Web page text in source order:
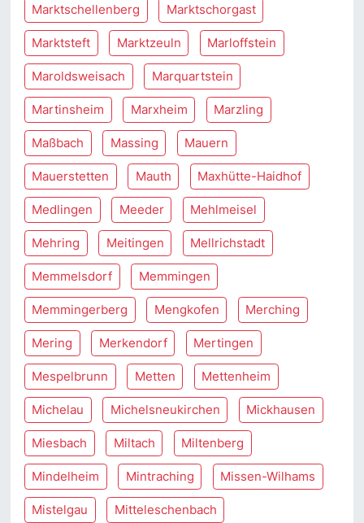
Marktschellenberg Marktschorgast
Marktsteft Marktzeuln Marloffstein
Maroldsweisach Marquartstein
Martinsheim Marxheim Marzling
Maßbach Massing Mauern
Mauerstetten Mauth Maxhütte-Haidhof
Medlingen Meeder Mehlmeisel
Mehring Meitingen Mellrichstadt
Memmelsdorf Memmingen
Memmingerberg Mengkofen Merching
Mering Merkendorf Mertingen
Mespelbrunn Metten Mettenheim
Michelau Michelsneukirchen Mickhausen
Miesbach Miltach Miltenberg
Mindelheim Mintraching Missen-Wilhams
Mistelgau Mitteleschenbach